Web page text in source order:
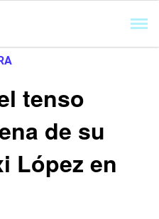
tenso
de su
López en